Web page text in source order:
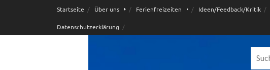
Startseite Über uns Ferienfreizeiten Ideen/Feedback/Kritik
Datenschutzerklärung
nach: